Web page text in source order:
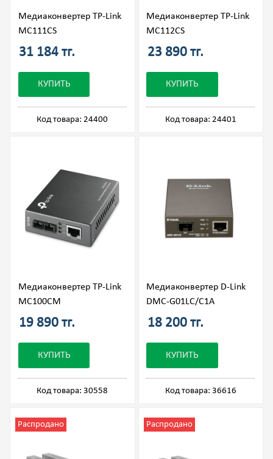
Медиаконвертер TP-Link
MC111CS
31 184 тг.
КУПИТЬ
Код товара: 24400
Медиаконвертер TP-Link
MC112CS
23 890 тг.
КУПИТЬ
Код товара: 24401
Медиаконвертер TP-Link
MC100CM
19 890 тг.
КУПИТЬ
Код товара: 30558
Медиаконвертер D-Link
DMC-G01LC/C1A
18 200 тг.
КУПИТЬ
Код товара: 36616
Распродано Распродано